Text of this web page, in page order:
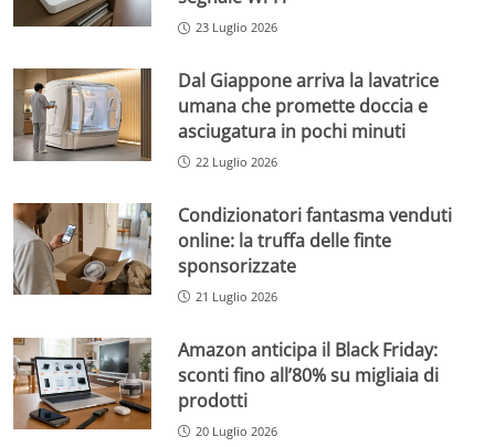
23 Luglio 2026
Dal Giappone arriva la lavatrice
umana che promette doccia e
asciugatura in pochi minuti
22 Luglio 2026
Condizionatori fantasma venduti
online: la truffa delle finte
sponsorizzate
21 Luglio 2026
Amazon anticipa il Black Friday:
sconti fino all’80% su migliaia di
prodotti
20 Luglio 2026